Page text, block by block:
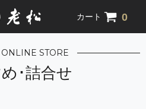
カート 0
STORE
･詰合せ